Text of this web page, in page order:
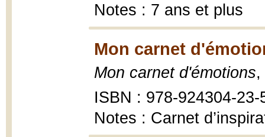
Notes : 7 ans et plus
Mon carnet
Mon carnet d'émotions,
ISBN : 978-924304-23-
Notes : Carnet